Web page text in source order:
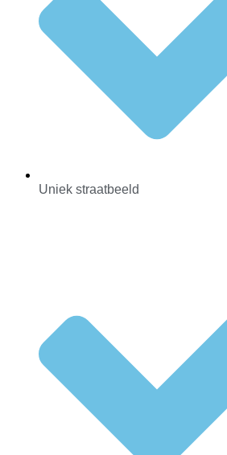
Uniek straatbeeld